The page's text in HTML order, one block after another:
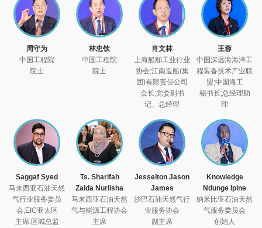
周守为
中国工程院
院士
林忠钦
中国工程院
院士
肖文林
上海船舶工业行业
协会;江南造船(集
团)有限责任公司
会长;党委副书
记、总经理
王蓉
中国深远海海洋工
程装备技术产业联
盟;中国海工
秘书长;总经理助
理
Saggaf Syed
马来西亚石油天然
气行业服务委员
会;EIC亚太区
主席;区域总监
Ts. Sharifah
Zaida Nurlisha
马来西亚石油天然
气与能源工程协会
主席
Jesselton Jason
James
沙巴石油天然气行
业服务协会
副主席
Knowledge
Ndunge Ipine
纳米比亚石油天然
气服务委员会
创始人